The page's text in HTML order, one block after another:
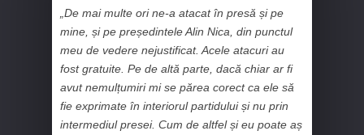
„De mai multe ori ne-a atacat în presă și pe
mine, și pe președintele Alin Nica, din punctul
meu de vedere nejustificat. Acele atacuri au
fost gratuite. Pe de altă parte, dacă chiar ar fi
avut nemulțumiri mi se părea corect ca ele să
fie exprimate în interiorul partidului și nu prin
intermediul presei. Cum de altfel și eu poate aș